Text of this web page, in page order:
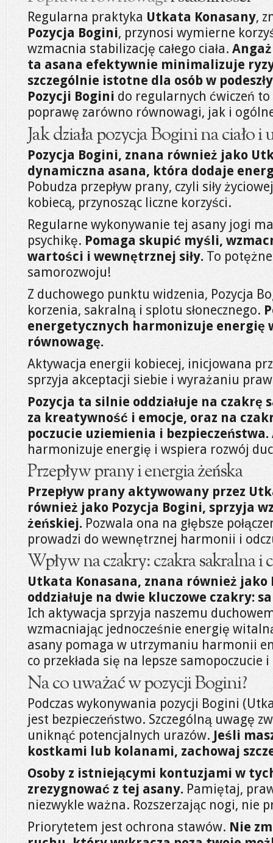
Regularna praktyka Utkata Konasany,
Pozycja Bogini, przynosi wymierne
wzmacnia stabilizację całego ciała.
ta asana efektywnie minimalizuje
szczególnie istotne dla osób w
Pozycji Bogini do regularnych ćwiczeń to
poprawę zarówno równowagi, jak i
Jak działa pozycja Bogini na ciało i
Pozycja Bogini, znana również jako
dynamiczna asana, która dodaje
Pobudza przepływ prany, czyli siły
kobiecą, przynosząc liczne korzyści.
Regularne wykonywanie tej asany jogi
psychikę. Pomaga skupić myśli,
wartości i wewnętrznej siły. To
samorozwoju!
Z duchowego punktu widzenia, Pozycja
korzenia, sakralną i splotu słonecznego.
energetycznych harmonizuje energię
równowagę.
Aktywacja energii kobiecej, inicjowana
sprzyja akceptacji siebie i wyrażaniu
Pozycja ta silnie oddziałuje na czakrę
za kreatywność i emocje, oraz na
poczucie uziemienia i bezpieczeństwa.
harmonizuje energię i wspiera rozwój
Przepływ prany i energia żeńska
Przepływ prany aktywowany przez
również jako Pozycja Bogini, sprzyja
żeńskiej. Pozwala ona na głębsze
prowadzi do wewnętrznej harmonii i
Wpływ na czakry: czakra sakralna i
Utkata Konasana, znana również jako
oddziałuje na dwie kluczowe czakry:
Ich aktywacja sprzyja naszemu
wzmacniając jednocześnie energię
asany pomaga w utrzymaniu harmonii
co przekłada się na lepsze samopoczucie
Na co uważać w pozycji Bogini?
Podczas wykonywania pozycji Bogini
jest bezpieczeństwo. Szczególną uwagę
uniknąć potencjalnych urazów. Jeśli
kostkami lub kolanami, zachowaj
Osoby z istniejącymi kontuzjami w
zrezygnować z tej asany. Pamiętaj,
niezwykle ważna. Rozszerzając nogi, nie
Priorytetem jest ochrona stawów. Nie